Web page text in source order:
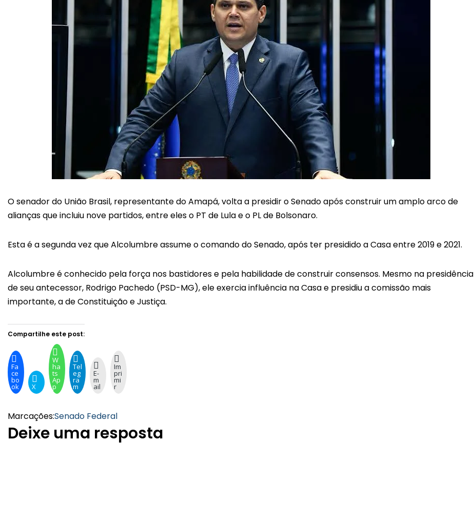
O senador do União Brasil, representante do Amapá, volta a presidir o Senado após construir um amplo arco de
alianças que incluiu nove partidos, entre eles o PT de Lula e o PL de Bolsonaro.
Esta é a segunda vez que Alcolumbre assume o comando do Senado, após ter presidido a Casa entre 2019 e 2021.
Alcolumbre é conhecido pela força nos bastidores e pela habilidade de construir consensos. Mesmo na presidência
de seu antecessor, Rodrigo Pachedo (PSD-MG), ele exercia influência na Casa e presidiu a comissão mais
importante, a de Constituição e Justiça.
Compartilhe este post:
Fa
ce
bo
ok X
W
ha
ts
Ap
p
Tel
eg
ra
m
E-
m
ail
Im
pri
mi
r
Marcações:Senado Federal
Deixe uma resposta